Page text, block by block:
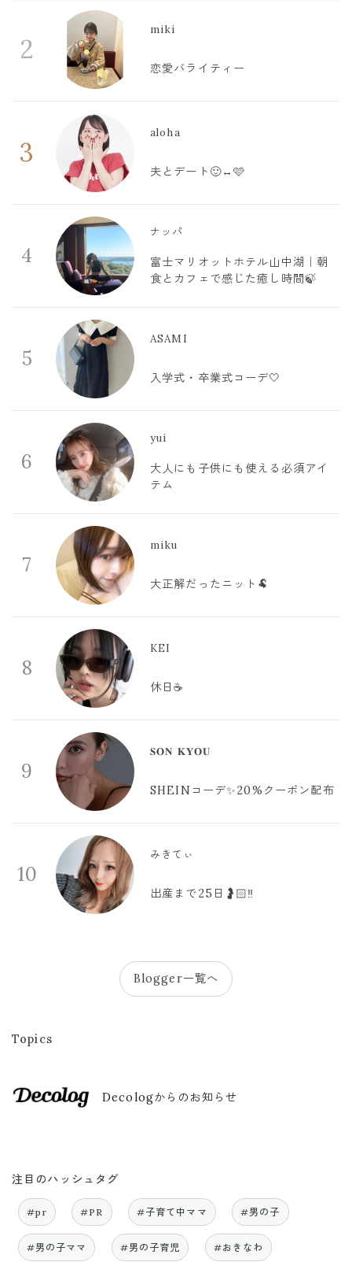
2
miki
恋愛バライティー
3
aloha
夫とデート🙂‍↔️🩷
4
ナッパ
富士マリオットホテル山中湖｜朝
食とカフェで感じた癒し時間🍃
5
ASAMI
入学式・卒業式コーデ🤍
6
yui
大人にも子供にも使える必須アイ
テム
7
miku
大正解だったニット🐏
8
KEI
休日☕️
9
𝐒𝐎𝐍 𝐊𝐘𝐎𝐔
SHEINコーデ✨20%クーポン配布
10
みきてぃ
出産まで25日🤰🏻‼️
Blogger一覧へ
Topics
Decologからのお知らせ
注目のハッシュタグ
#pr #PR #子育て中ママ #男の子
#男の子ママ #男の子育児 #おきなわ